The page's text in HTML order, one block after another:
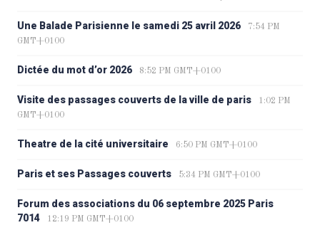
Une Balade Parisienne le samedi 25 avril 2026
7:54 PM
GMT+0100
Dictée du mot d’or 2026 8:52 PM GMT+0100
Visite des passages couverts de la ville de paris
1:02 PM
GMT+0100
Theatre de la cité universitaire 6:50 PM GMT+0100
Paris et ses Passages couverts 5:34 PM GMT+0100
Forum des associations du 06 septembre 2025 Paris
7014
12:19 PM GMT+0100